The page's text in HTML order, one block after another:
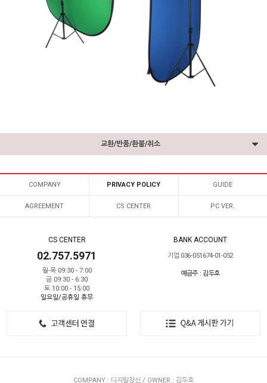
교환/반품/환불/취소
COMPANY PRIVACY POLICY GUIDE
AGREEMENT CS CENTER PC VER.
CS CENTER
02.757.5971
월-목 09:30 - 7:00
금 09:30 - 6:30
토 10:00 - 15:00
일요일/공휴일 휴무
BANK ACCOUNT
기업 036-051674-01-052
예금주 : 김두호
COMPANY : 디지탈창신 / OWNER : 김두호